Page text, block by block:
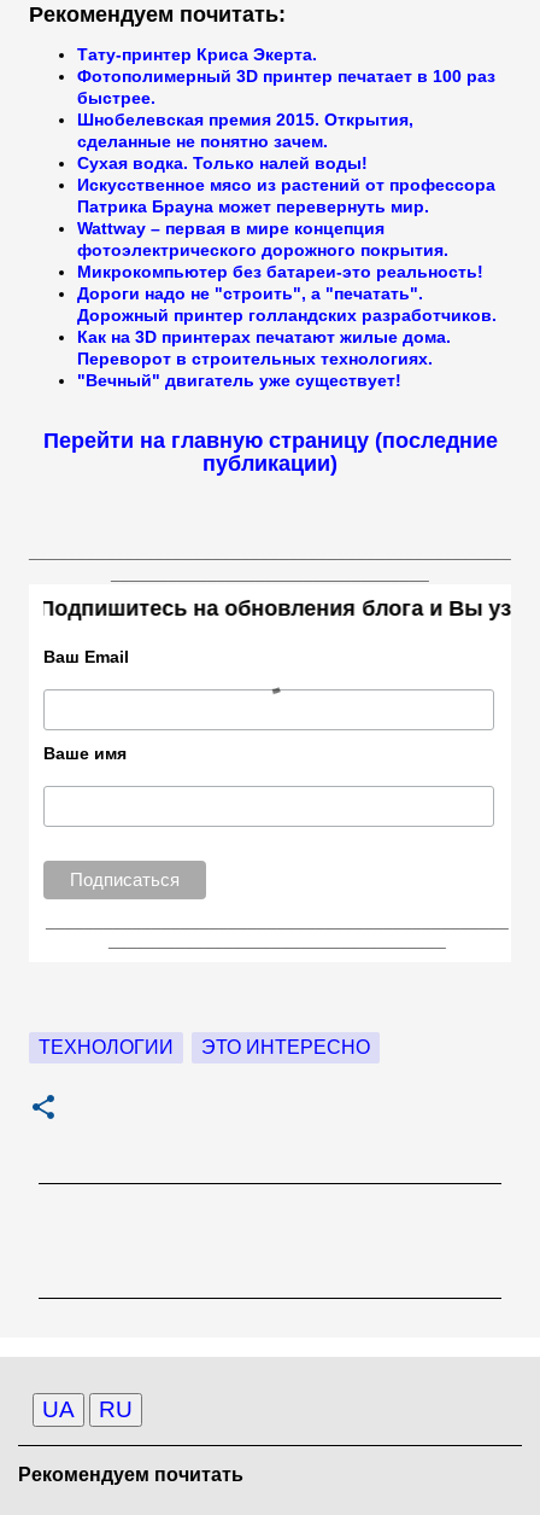
Рекомендуем почитать:
Тату-принтер Криса Экерта.
Фотополимерный 3D принтер печатает в 100 раз
быстрее.
Шнобелевская премия 2015. Открытия,
сделанные не понятно зачем.
Сухая водка. Только налей воды!
Искусственное мясо из растений от профессора
Патрика Брауна может перевернуть мир.
Wattway – первая в мире концепция
фотоэлектрического дорожного покрытия.
Микрокомпьютер без батареи-это реальность!
Дороги надо не "строить", а "печатать".
Дорожный принтер голландских разработчиков.
Как на 3D принтерах печатают жилые дома.
Переворот в строительных технологиях.
"Вечный" двигатель уже существует!
Перейти на главную страницу (последние
публикации)
на обновления блога и Вы узнаете
Ваш Email
Ваше имя
ТЕХНОЛОГИИ ЭТО ИНТЕРЕСНО
е
н
т
UA RU
Рекомендуем почитать